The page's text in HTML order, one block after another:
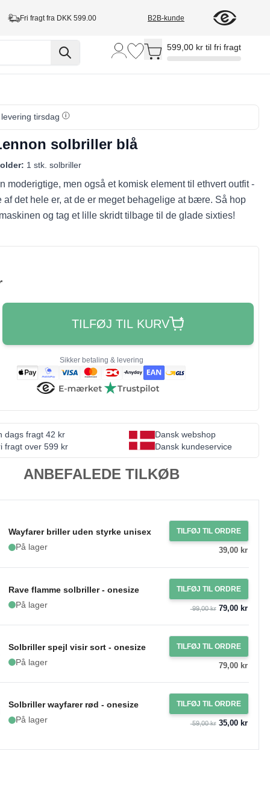
Fri fragt fra DKK 599.00 B2B-kunde
Toggle minicart, Cart is empty
599,00 kr til fri fragt
tirsdag
solbriller blå
1 stk. solbriller
moderigtige, men også et komisk element til ethvert outfit -
af det hele er, at de er meget behagelige at bære. Så hop
og tag et lille skridt tilbage til de glade sixties!
TILFØJ TIL KURV
Sikker betaling & levering
dags fragt 42 kr
fragt over 599 kr
Dansk webshop
Dansk kundeservice
ANBEFALEDE TILKØB
Wayfarer briller uden styrke unisex
På lager
TILFØJ TIL ORDRE
39,00 kr
Rave flamme solbriller - onesize
På lager
TILFØJ TIL ORDRE
99,00 kr79,00 kr
Solbriller spejl visir sort - onesize
På lager
TILFØJ TIL ORDRE
79,00 kr
Solbriller wayfarer rød - onesize
På lager
TILFØJ TIL ORDRE
59,00 kr35,00 kr